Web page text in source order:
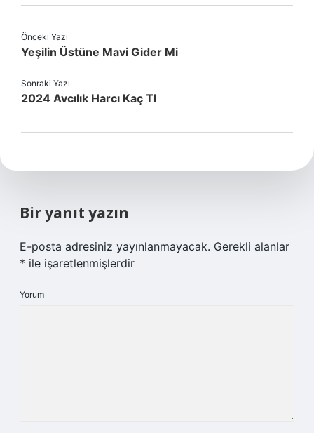
Önceki Yazı
Yeşilin Üstüne Mavi Gider Mi
Sonraki Yazı
2024 Avcılık Harcı Kaç Tl
Bir yanıt yazın
E-posta adresiniz yayınlanmayacak. Gerekli alanlar
* ile işaretlenmişlerdir
Yorum